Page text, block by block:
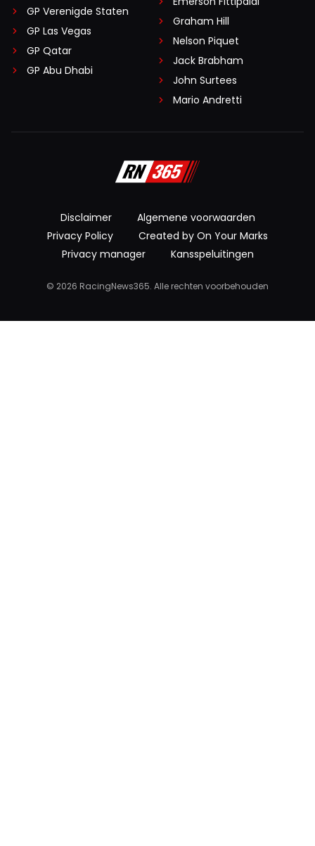
GP Verenigde Staten
GP Las Vegas
GP Qatar
GP Abu Dhabi
Graham Hill
Nelson Piquet
Jack Brabham
John Surtees
Mario Andretti
Disclaimer
Algemene voorwaarden
Privacy Policy
Created by On Your Marks
Privacy manager
Kansspeluitingen
© 2026 RacingNews365. Alle rechten voorbehouden